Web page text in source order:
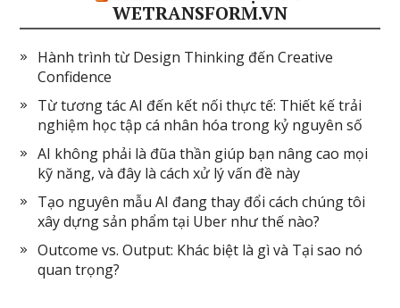
WETRANSFORM.VN
Hành trình từ Design Thinking đến Creative
Confidence
Từ tương tác AI đến kết nối thực tế: Thiết kế trải
nghiệm học tập cá nhân hóa trong kỷ nguyên số
AI không phải là đũa thần giúp bạn nâng cao mọi
kỹ năng, và đây là cách xử lý vấn đề này
Tạo nguyên mẫu AI đang thay đổi cách chúng tôi
xây dựng sản phẩm tại Uber như thế nào?
Outcome vs. Output: Khác biệt là gì và Tại sao nó
quan trọng?